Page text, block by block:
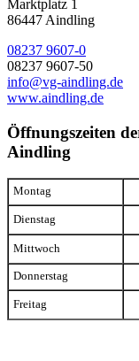
Marktplatz 1
86447 Aindling
08237 9607-0
08237 9607-50
info@vg-aindling.de
www.aindling.de
Öffnungszeiten
Aindling
Montag
Dienstag
Mittwoch
Donnerstag
Freitag